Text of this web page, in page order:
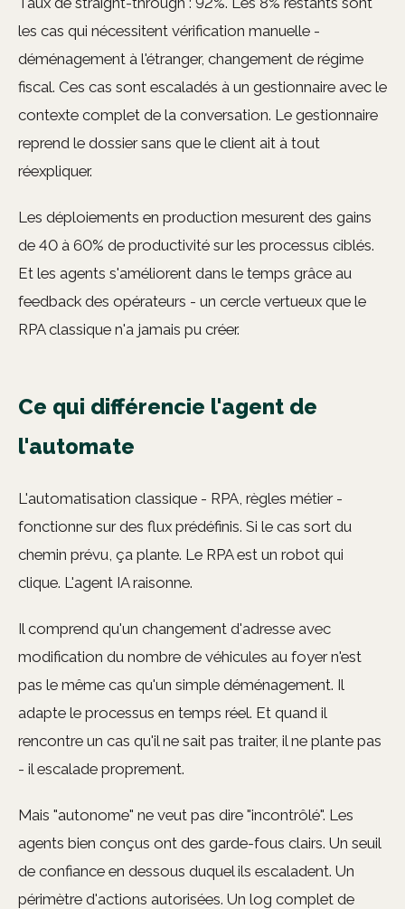
les cas qui nécessitent vérification manuelle -
déménagement à l'étranger, changement de régime
fiscal. Ces cas sont escaladés à un gestionnaire avec le
contexte complet de la conversation. Le gestionnaire
reprend le dossier sans que le client ait à tout
réexpliquer.
Les déploiements en production mesurent des gains
de 40 à 60% de productivité sur les processus ciblés.
Et les agents s'améliorent dans le temps grâce au
feedback des opérateurs - un cercle vertueux que le
RPA classique n'a jamais pu créer.
Ce qui différencie l'agent de
l'automate
L'automatisation classique - RPA, règles métier -
fonctionne sur des flux prédéfinis. Si le cas sort du
chemin prévu, ça plante. Le RPA est un robot qui
clique. L'agent IA raisonne.
Il comprend qu'un changement d'adresse avec
modification du nombre de véhicules au foyer n'est
pas le même cas qu'un simple déménagement. Il
adapte le processus en temps réel. Et quand il
rencontre un cas qu'il ne sait pas traiter, il ne plante pas
- il escalade proprement.
Mais "autonome" ne veut pas dire "incontrôlé". Les
agents bien conçus ont des garde-fous clairs. Un seuil
de confiance en dessous duquel ils escaladent. Un
périmètre d'actions autorisées. Un log complet de